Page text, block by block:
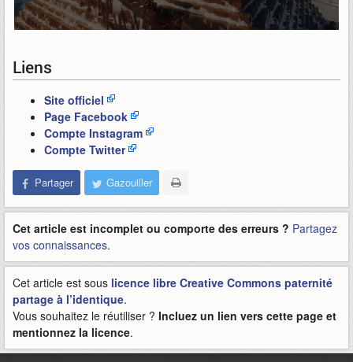
Liens
Site officiel
Page Facebook
Compte Instagram
Compte Twitter
Partager Gazouiller
Cet article est incomplet ou comporte des erreurs ? Partagez
vos connaissances.
Cet article est sous licence libre Creative Commons paternité
partage à l’identique.
Vous souhaitez le réutiliser ? Incluez un lien vers cette page et
mentionnez la licence.